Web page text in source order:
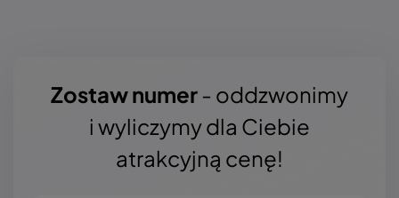
Zostaw numer- oddzwonimy
i wyliczymy dla Ciebie
atrakcyjną cenę!